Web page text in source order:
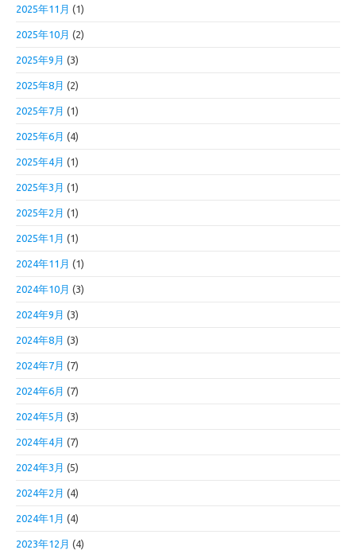
2025年11月 (1)
2025年10月 (2)
2025年9月 (3)
2025年8月 (2)
2025年7月 (1)
2025年6月 (4)
2025年4月 (1)
2025年3月 (1)
2025年2月 (1)
2025年1月 (1)
2024年11月 (1)
2024年10月 (3)
2024年9月 (3)
2024年8月 (3)
2024年7月 (7)
2024年6月 (7)
2024年5月 (3)
2024年4月 (7)
2024年3月 (5)
2024年2月 (4)
2024年1月 (4)
2023年12月 (4)